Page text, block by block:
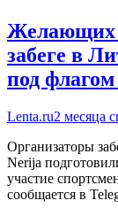
Желающих
забеге в
под
Lenta.ru2 месяца
Организаторы
Nerija
участие
сообщается в